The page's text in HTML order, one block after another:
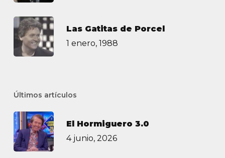
Las Gatitas de Porcel
1 enero, 1988
Últimos artículos
El Hormiguero 3.0
4 junio, 2026